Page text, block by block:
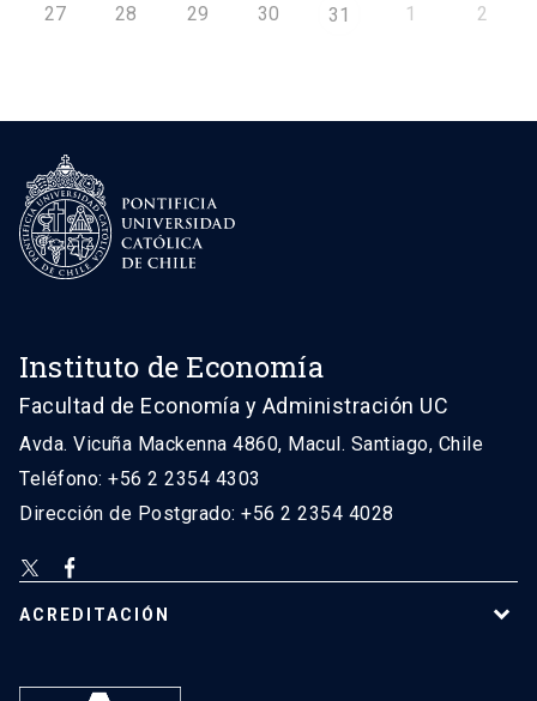
27 28 29 30 31 1 2
Instituto de Economía
Facultad de Economía y Administración UC
Avda. Vicuña Mackenna 4860, Macul. Santiago, Chile
Teléfono: +56 2 2354 4303
Dirección de Postgrado: +56 2 2354 4028
ACREDITACIÓN